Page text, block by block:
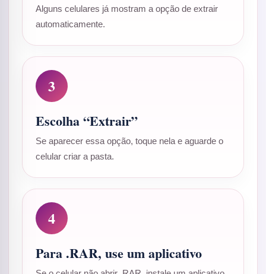
Alguns celulares já mostram a opção de extrair
automaticamente.
3
Escolha “Extrair”
Se aparecer essa opção, toque nela e aguarde o
celular criar a pasta.
4
Para .RAR, use um aplicativo